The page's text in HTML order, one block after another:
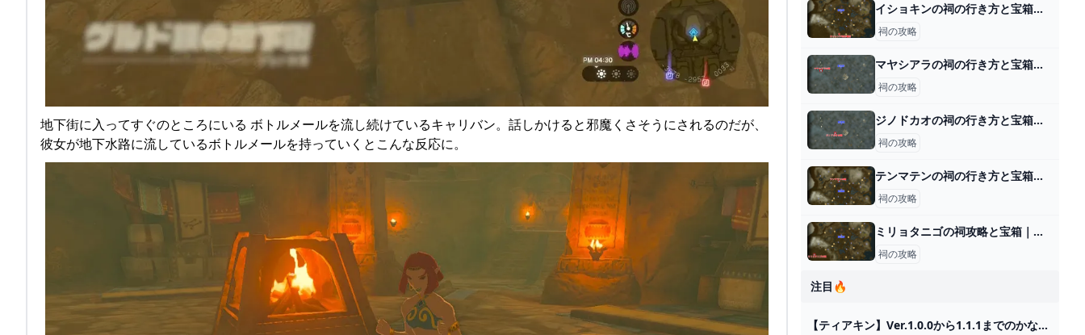
地下街に入ってすぐのところにいる ボトルメールを流し続けているキャリバン。話しかけると邪魔くさそうにされるのだが、
彼女が地下水路に流しているボトルメールを持っていくとこんな反応に。
イショキンの祠の行き方と宝箱｜ラウルの祝福
祠の攻略
マヤシアラの祠の行き方と宝箱｜ラウルの祝福
祠の攻略
ジノドカオの祠の行き方と宝箱｜ラウルの祝福
祠の攻略
テンマテンの祠の行き方と宝箱｜ラウルの祝福
祠の攻略
ミリョタニゴの祠攻略と宝箱｜一身の戦い 回避
祠の攻略
注目🔥
【ティアキン】Ver.1.0.0から1.1.1までのかなり使える必見バグ技をまとめました! Zuggle ザグル武器合成! 素材生物ゾナウギア増殖! 料理効果移植! Totk バグ技 裏技編 - YouTube